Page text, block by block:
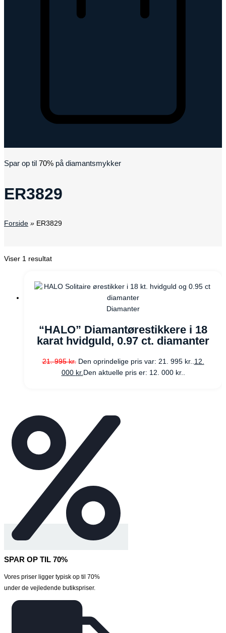
Spar op til 70% på diamantsmykker
ER3829
Forside » ER3829
Viser 1 resultat
Diamanter
“HALO” Diamantørestikkere i 18
karat hvidguld, 0.97 ct. diamanter
21. 995kr. Den oprindelige pris var: 21. 995 kr.. 12.
000 kr. Den aktuelle pris er: 12. 000 kr..
SPAR OP TIL 70%
Vores priser ligger typisk op til 70%
under de vejledende butikspriser.